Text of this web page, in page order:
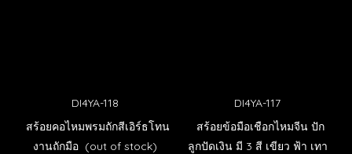
DI4YA-118
สร้อยคอไหมพรมถักสีเอิร์ธโทน
งานถักมือ (out of stock)
DI4YA-117
สร้อยข้อมือเชือกไหมจีน ปัก
ลูกปัดเงิน มี 3 สี เขียว ฟ้า เทา